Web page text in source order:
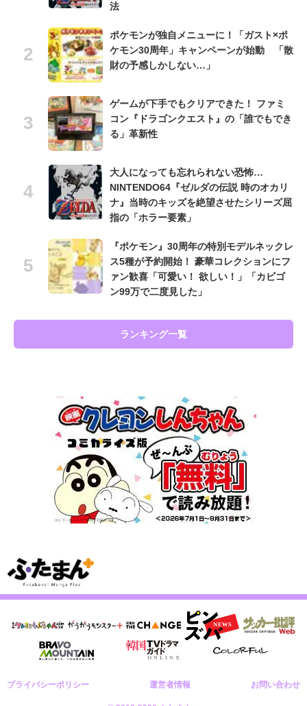
法
ポケモンが独自メニューに！「ガスト×ポ
ケモン30周年」キャンペーンが始動 「散
財の予感しかしない…」
ゲームが下手でもクリアできた！ ファミ
コン『ドラゴンクエスト』の「誰でもでき
る」革新性
大人になっても忘れられない恐怖…
NINTENDO64『ゼルダの伝説 時のオカリ
ナ』当時のキッズを絶望させたシリーズ屈
指の「ホラー要素」
『ポケモン』30周年の特別モデルネックレ
ス5種が予約開始！ 豪華コレクションにフ
ァン歓喜「可愛い！ 欲しい！」「カビゴ
ン99万で二度見した」
ランキング一覧
プライバシーポリシー 運営者情報 お問い合わせ